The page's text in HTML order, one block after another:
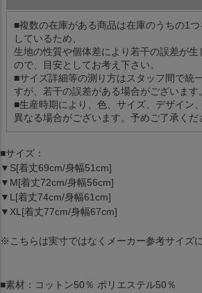
■複数の在庫がある商品は在庫のうちの1
しているため、
生地の性質や個体差により若干の誤差が
ので、目安としてお考え下さい。
■サイズ詳細等の測り方はスタッフ間で統
すが、若干の誤差がある場合がございます。
■生産時期により、色、サイズ、デザイン
異なる場合がございます。予めご了承くだ
■サイズ：
▼S[着丈69cm/身幅51cm]
▼M[着丈72cm/身幅56cm]
▼L[着丈74cm/身幅61cm]
▼XL[着丈77cm/身幅67cm]
※こちらは実寸ではなくメーカー参考サイズに
■素材：コットン50％ ポリエステル50％